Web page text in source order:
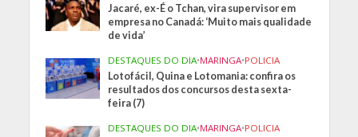
Jacaré, ex-É o Tchan, vira supervisor em
empresa no Canadá: ‘Muito mais qualidade
de vida’
DESTAQUES DO DIA•MARINGA•POLICIA
Lotofácil, Quina e Lotomania: confira os
resultados dos concursos desta sexta-
feira (7)
DESTAQUES DO DIA•MARINGA•POLICIA